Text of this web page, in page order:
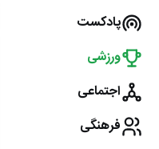
پادکست
ورزشی
اجتماعی
فرهنگی